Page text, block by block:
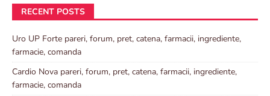
RECENT POSTS
Uro UP Forte pareri, forum, pret, catena, farmacii, ingrediente,
farmacie, comanda
Cardio Nova pareri, forum, pret, catena, farmacii, ingrediente,
farmacie, comanda